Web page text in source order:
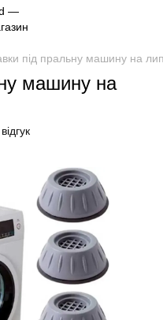
під пральну машину на
машину на